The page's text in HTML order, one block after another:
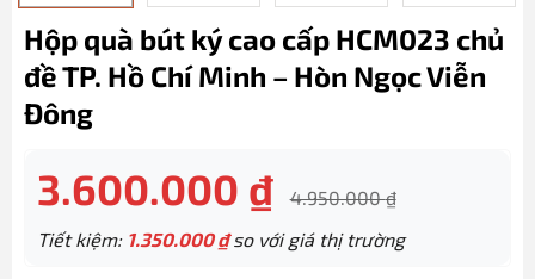
Hộp quà bút ký cao cấp HCM023 chủ
đề TP. Hồ Chí Minh – Hòn Ngọc Viễn
Đông
3.600.000 ₫ 4.950.000₫
Tiết kiệm: 1.350.000₫so với giá thị trường